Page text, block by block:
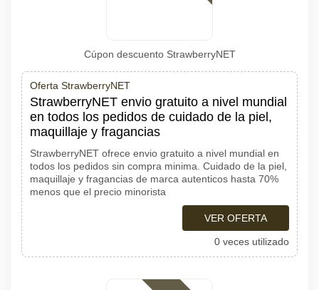
Cúpon descuento StrawberryNET
Oferta StrawberryNET
StrawberryNET envio gratuito a nivel mundial
en todos los pedidos de cuidado de la piel,
maquillaje y fragancias
StrawberryNET ofrece envio gratuito a nivel mundial en
todos los pedidos sin compra minima. Cuidado de la piel,
maquillaje y fragancias de marca autenticos hasta 70%
menos que el precio minorista
VER OFERTA
0 veces utilizado